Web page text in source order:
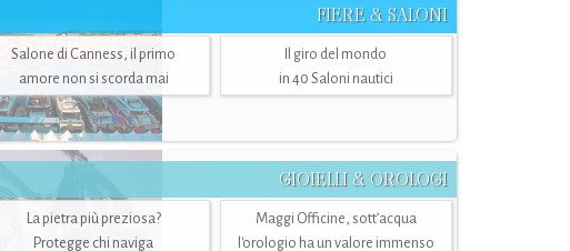
FIERE & SALONI
Salone di Canness, il primo
amore non si scorda mai
Il giro del mondo
in 40 Saloni nautici
GIOIELLI & OROLOGI
La pietra più preziosa?
Protegge chi naviga
Maggi Officine, sott’acqua
l'orologio ha un valore immenso